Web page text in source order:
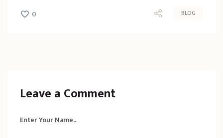
0 BLOG
Leave a Comment
Enter Your Name..